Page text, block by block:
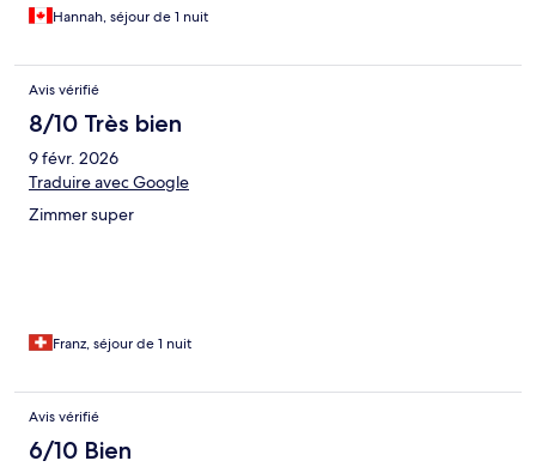
Hannah, séjour de 1 nuit
Avis vérifié
8/10 Très bien
9 févr. 2026
Traduire avec Google
Zimmer super
Franz, séjour de 1 nuit
Avis vérifié
6/10 Bien